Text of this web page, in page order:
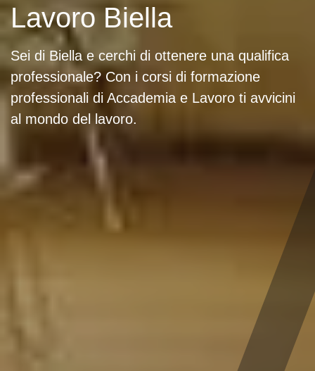
Lavoro Biella
Sei di Biella e cerchi di ottenere una qualifica
professionale? Con i corsi di formazione
professionali di Accademia e Lavoro ti avvicini
al mondo del lavoro.